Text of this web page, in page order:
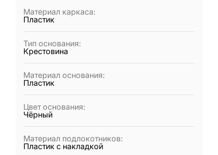
Материал каркаса:
Пластик
Тип основания:
Крестовина
Материал основания:
Пластик
Цвет основания:
Чёрный
Материал подлокотников:
Пластик с накладкой